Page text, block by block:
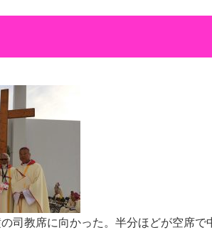
司教席に向かった。半分ほどが空席で